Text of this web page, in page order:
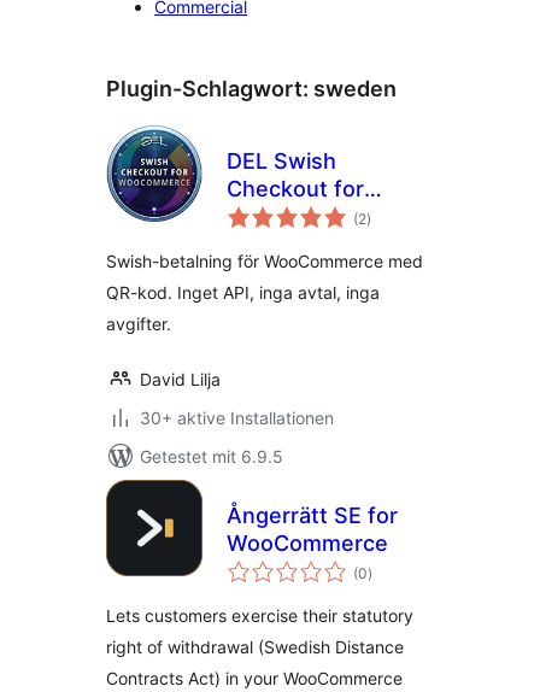
Commercial
Plugin-Schlagwort: sweden
DEL Swish
Checkout for
WooCommerce
(2Bewertungen
insgesamt
)
Swish-betalning för WooCommerce med
QR-kod. Inget API, inga avtal, inga
avgifter.
David Lilja
30+ aktive Installationen
Getestet mit 6.9.5
Ångerrätt SE for
WooCommerce
(0Bewertungen
insgesamt
)
Lets customers exercise their statutory
right of withdrawal (Swedish Distance
Contracts Act) in your WooCommerce